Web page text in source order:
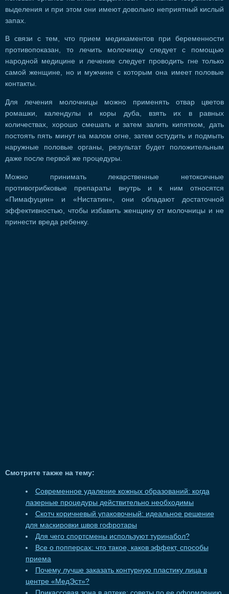
выделения и при этом они имеют довольно неприятный кислый
запах.
В связи с тем, что прием медикаментов при беременности
противопоказан, то лечить молочницу следует с помощью
народной медицине и лечение следует проводить гне только
самой женщине, но и мужчине с которым она имеет половые
контакты.
Для лечения молочницы можно применять отвар цветов
ромашки, календулы и коры дуба, взять их в равных
количествах, хорошо смешать и затем залить кипятком, дать
постоять пять минут на малом огне, затем остудить и подмыть
наружные половые органы, результат будет положительным
даже после первой же процедуры.
Можно принимать лекарственные нетоксичные
противогрибковые препараты внутрь и к ним относятся
«Пимафуцин» и «Нистатин», они обладают достаточной
эффективностью, чтобы избавить женщину от молочницы и не
принести вреда ребенку.
Смотрите также на тему:
Современное удаление кожных образований: когда
лазерные процедуры действительно необходимы
Скотч коричневый упаковочный: идеальное решение
для маскировки швов гофротары
Для чего спортсмены используют туринабол?
Все о попперсах: что такое, каков эффект, способы
приема
Почему лучше заказать контурную пластику лица в
центре «МедЭст»?